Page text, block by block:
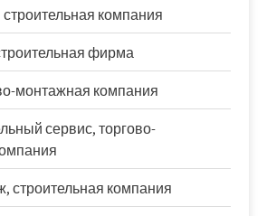
компания
фирма
монтажная компания
сервис, торгово-
строительная компания